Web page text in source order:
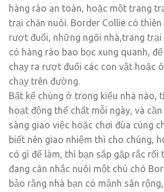
hàng rào an toàn, hoặc một trang
trại chăn nuôi. Border Collie có
rượt đuổi, những ngôi nhà,trang trại
có hàng rào bao bọc xung quanh,
chạy ra rượt đuổi các con vật hoặc
chạy trên đường.
Bất kể chúng ở trong kiểu nhà nào,
hoạt động thể chất mỗi ngày, và
sàng giao việc hoặc chơi đùa cùng
biết nên giao nhiệm thì cho chúng,
có gì để làm, thì bạn sắp gặp rắc rối
đang cân nhắc nuôi một chú chó
bảo rằng nhà bạn có mảnh sân